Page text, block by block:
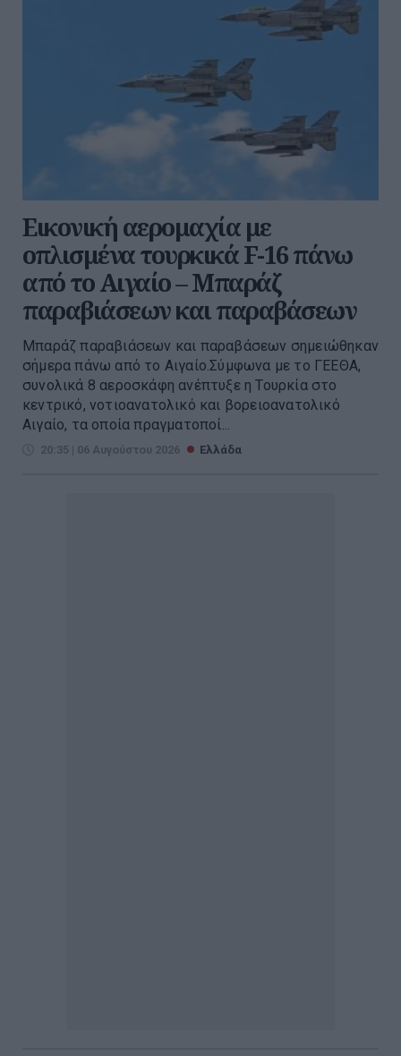
Εικονική αερομαχία με
οπλισμένα τουρκικά F-16 πάνω
από το Αιγαίο – Μπαράζ
παραβιάσεων και παραβάσεων
Μπαράζ παραβιάσεων και παραβάσεων σημειώθηκαν
σήμερα πάνω από το Αιγαίο.Σύμφωνα με το ΓΕΕΘΑ,
συνολικά 8 αεροσκάφη ανέπτυξε η Τουρκία στο
κεντρικό, νοτιοανατολικό και βορειοανατολικό
Αιγαίο, τα οποία πραγματοποί...
20:35 | 06 Αυγούστου 2026 Ελλάδα